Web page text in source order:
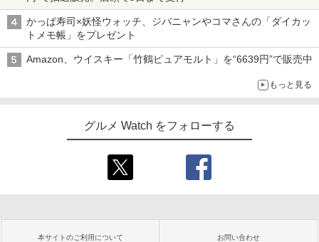
かっぱ寿司×妖怪ウォッチ、ジバニャンやコマさんの「ダイカッ
トメモ帳」をプレゼント
Amazon、ウイスキー「竹鶴ピュアモルト」を“6639円”で販売中
もっと見る
グルメ Watch をフォローする
本サイトのご利用について お問い合わせ